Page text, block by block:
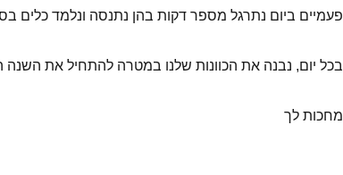
פעמיים ביום נתרגל מספר דקות בהן נתנסה ונלמד
בכל יום, נבנה את הכוונות שלנו במטרה להתחיל את השנה
מחכות לך